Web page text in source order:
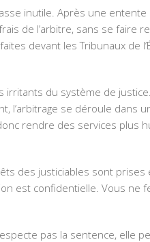
inutile. Après une entente
de l’arbitre, sans se faire
devant les Tribunaux de
du système de
se déroule dans
rendre des services plus
des justiciables sont prises
est confidentielle. Vous ne
pas la sentence, elle